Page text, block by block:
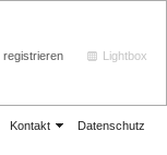
Kontakt Datenschutz
registrieren Lightbox